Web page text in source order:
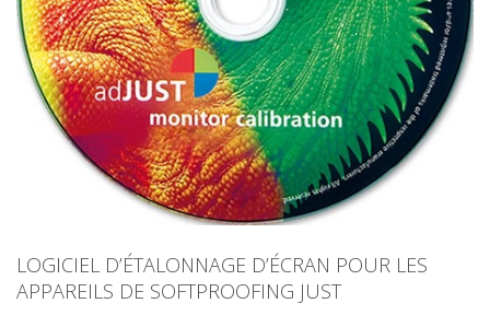
LOGICIEL D’ÉTALONNAGE D’ÉCRAN POUR LES
APPAREILS DE SOFTPROOFING JUST